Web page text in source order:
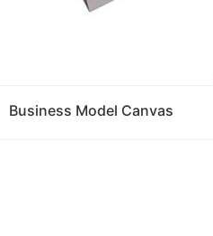
Business Model Canvas